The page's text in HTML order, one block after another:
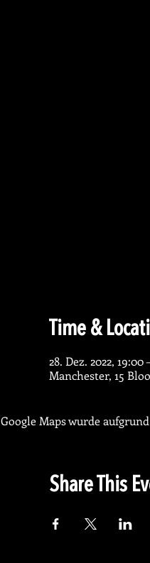
Time &
28. Dez. 2022, 19:00
Manchester, 15
Google Maps wurde
Share This